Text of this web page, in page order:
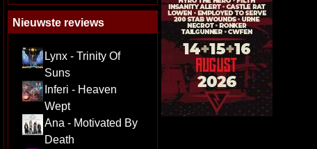
Nieuwste reviews
Lynx - Trinity Of
Suns
Inferi - Heaven
Wept
Ana - Motivated By
Death